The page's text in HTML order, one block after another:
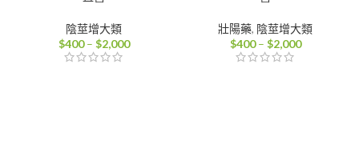
陰莖增大類
$400 – $2,000價
壯陽藥, 陰莖增大類
$400 – $2,000價